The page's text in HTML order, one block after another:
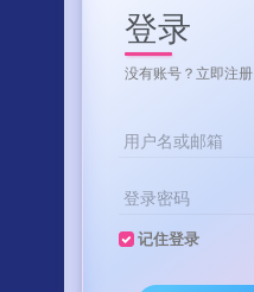
登录
没有账号？立即注册
用户名或邮箱
登录密码
记住登录